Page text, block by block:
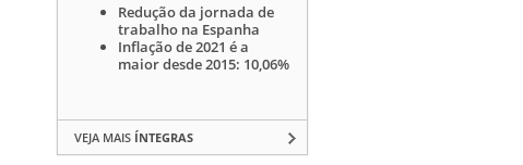
Redução da jornada de
trabalho na Espanha
Inflação de 2021 é a
maior desde 2015: 10,06%
VEJA MAIS ÍNTEGRAS